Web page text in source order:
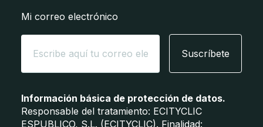
Mi correo electrónico
Suscríbete
Información básica de protección de datos.
Responsable del tratamiento: ECITYCLIC
ESPUBLICO, S.L. (ECITYCLIC). Finalidad: